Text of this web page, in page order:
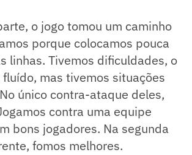
o jogo tomou um caminho
porque colocamos pouca
linhas. Tivemos dificuldades, o
fluído, mas tivemos situações
único contra-ataque deles,
contra uma equipe
bons jogadores. Na segunda
fomos melhores.